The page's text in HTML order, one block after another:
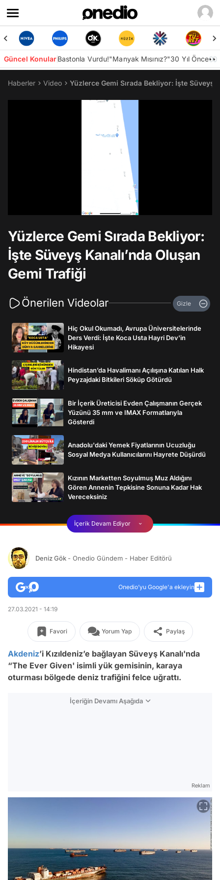
Güncel KonularBastonla Vurdu!"Manyak Mısınız?"30 Yıl Önce👀
Haberler Video Yüzlerce Gemi Sırada Bekliyor: İşte Süveyş
Yüzlerce Gemi Sırada Bekliyor:
İşte Süveyş Kanalı’nda Oluşan
Gemi Trafiği
Önerilen Videolar Gizle
Hiç Okul Okumadı, Avrupa Üniversitelerinde
Ders Verdi: İşte Koca Usta Hayri Dev'in
Hikayesi
Hindistan’da Havalimanı Açılışına Katılan Halk
Peyzajdaki Bitkileri Söküp Götürdü
Bir İçerik Üreticisi Evden Çalışmanın Gerçek
Yüzünü 35 mm ve IMAX Formatlarıyla
Gösterdi
Anadolu'daki Yemek Fiyatlarının Ucuzluğu
Sosyal Medya Kullanıcılarını Hayrete Düşürdü
Kızının Marketten Soyulmuş Muz Aldığını
Gören Annenin Tepkisine Sonuna Kadar Hak
Vereceksiniz
İçerik Devam Ediyor
Deniz Gök - Onedio Gündem - Haber Editörü
Onedio’yu Google'a ekleyin
27.03.2021 - 14:19
Favori Yorum Yap Paylaş
Akdeniz’i Kızıldeniz’e bağlayan Süveyş Kanalı'nda
“The Ever Given' isimli yük gemisinin, karaya
oturması bölgede deniz trafiğini felce uğrattı.
İçeriğin Devamı Aşağıda
Reklam